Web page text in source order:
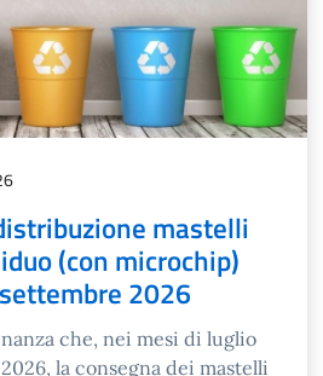
mastelli
(con microchip)
2026
che, nei mesi di luglio
la consegna dei mastelli